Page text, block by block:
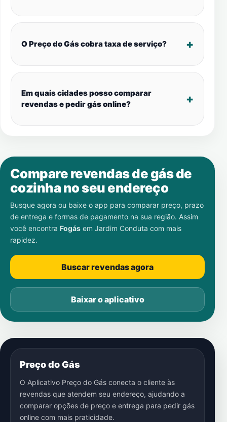
O Preço do Gás cobra taxa de serviço?
Em quais cidades posso comparar
revendas e pedir gás online?
Compare revendas de gás de
cozinha no seu endereço
Busque agora ou baixe o app para comparar preço, prazo
de entrega e formas de pagamento na sua região. Assim
você encontra Fogás em Jardim Conduta com mais
rapidez.
Buscar revendas agora
Baixar o aplicativo
Preço do Gás
O Aplicativo Preço do Gás conecta o cliente às
revendas que atendem seu endereço, ajudando a
comparar opções de preço e entrega para pedir gás
online com mais praticidade.